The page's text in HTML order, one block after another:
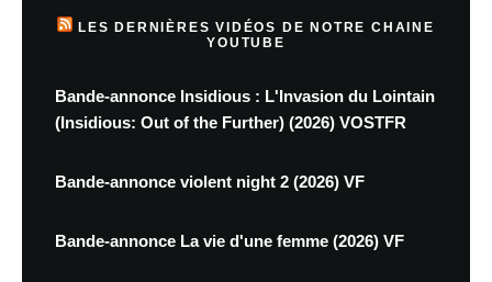
LES DERNIÈRES VIDÉOS DE NOTRE CHAINE
YOUTUBE
Bande-annonce Insidious : L'Invasion du Lointain
(Insidious: Out of the Further) (2026) VOSTFR
Bande-annonce violent night 2 (2026) VF
Bande-annonce La vie d'une femme (2026) VF